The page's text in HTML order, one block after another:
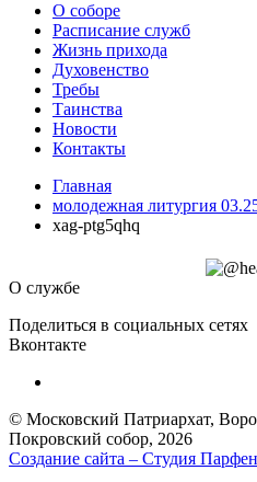
О соборе
Расписание служб
Жизнь прихода
Духовенство
Требы
Таинства
Новости
Контакты
Главная
молодежная литургия
xag-ptg5qhq
О службе
Поделиться в социальных сетях
Вконтакте
© Московский Патриархат,
Покровский собор, 2026
Создание сайта – Cтудия